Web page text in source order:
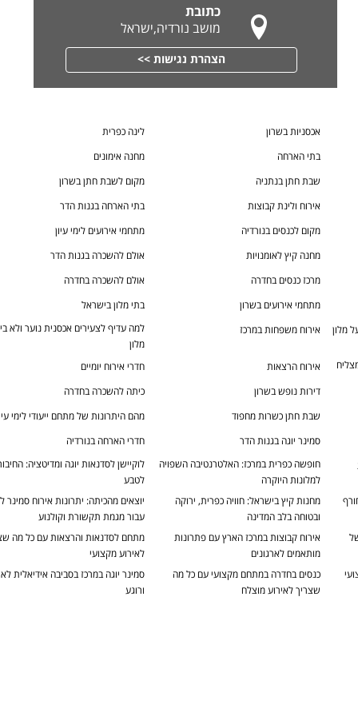
כתובת
מושב נורדיה,ישראל
הצהרת נגישות >>
אכסניות בשרון לינה כפרית
בתי הארחה מחנה אימונים
שבת חתן בנתניה מקום לשבת חתן בשרון
אירוח ולינת קבוצות בתי הארחה בגנות הדר
מקום לכנסים בנורדיה מתחמי אירועים לימי עיון
מחנה קיץ לאומנויות אולם להשכרה בגנות הדר
מרכז כנסים בחדרה אולם להשכרה בחדרה
מתחמי אירועים בשרון
בתי מלון בישראל
אירוח משפחות במרכז
למה עדיף לצעירים אכסנית נוער ולא
מלון
אירוח הרצאות חדרי אירוח יומיים
דירות נופש בשרון כיתה להשכרה בחדרה
שבת חתן כשרות מחפוד מהם היתרונות של מתחם ייעודי לימי
סמינר יוגה בגנות הדר חדרי הארחה בנורדיה
חופשה כפרית במרכז: האלטרנטיבה השפויה
למלונות היוקרה
לוקיישן לסדנאות יוגה ומדיטציה:
לטבע
מחנות קיץ בישראל: חוויה כפרית, ירוקה
ובטוחה בלב המדינה
יוצאים מהכיתה: יתרונות אירוח סמינר
עבור מגמת תקשורת וקולנוע
אירוח קבוצות במרכז הארץ עם פתרונות
מותאמים לארגונים
מתחם לסדנאות והרצאות עם כל מה
לאירוע מקצועי
כנסים בחדרה במתחם מקצועי עם כל מה
שצריך לאירוע מוצלח
סמינר יוגה במרכז בסביבה אידיאלית
ורוגע